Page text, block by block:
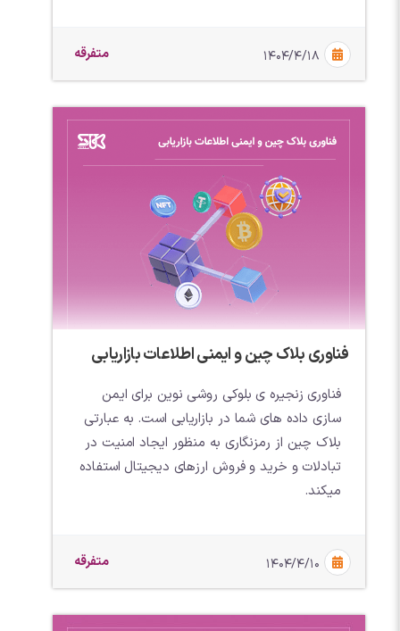
۱۴۰۴/۴/۱۸ متفرقه
فناوری بلاک چین و ایمنی اطلاعات بازاریابی
فناوری زنجیره ی بلوکی روشی نوین برای ایمن
سازی داده های شما در بازاریابی است. به عبارتی
بلاک چین از رمزنگاری به منظور ایجاد امنیت در
تبادلات و خرید و فروش ارزهای دیجیتال استفاده
میکند.
۱۴۰۴/۴/۱۰ متفرقه